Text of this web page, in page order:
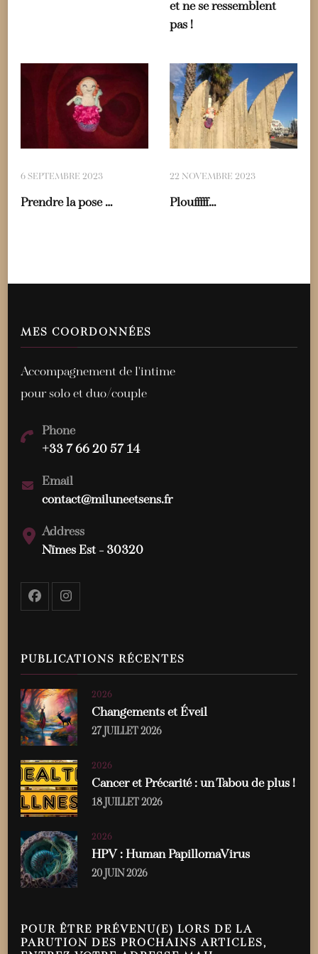
et ne se ressemblent
pas !
6 SEPTEMBRE 2023
Prendre la pose …
22 NOVEMBRE 2023
Ploufffff…
MES COORDONNÉES
Accompagnement de l'intime
pour solo et duo/couple
Phone
+33 7 66 20 57 14
Email
contact@miluneetsens.fr
Address
Nïmes Est - 30320
PUBLICATIONS RÉCENTES
2026
Changements et Éveil
27 JUILLET 2026
2026
Cancer et Précarité : un Tabou de plus !
18 JUILLET 2026
2026
HPV : Human PapillomaVirus
20 JUIN 2026
POUR ÊTRE PRÉVENU(E) LORS DE LA
PARUTION DES PROCHAINS ARTICLES,